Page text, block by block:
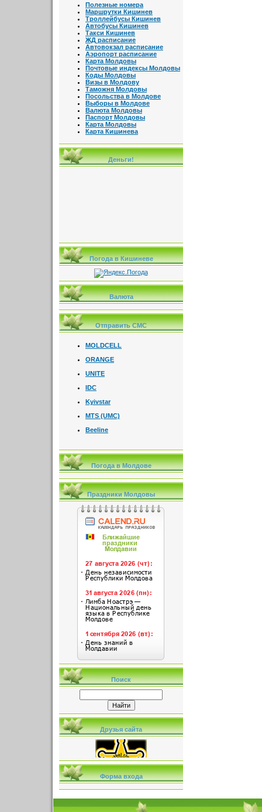
Полезные номера
Маршрутки Кишинев
Троллейбусы Кишинев
Автобусы Кишинев
Такси Кишинев
ЖД расписание
Автовокзал расписание
Аэропорт расписание
Карта Молдовы
Почтовые индексы Молдовы
Коды Молдовы
Визы в Молдову
Таможня Молдовы
Посольства в Молдове
Выборы в Молдове
Валюта Молдовы
Паспорт Молдовы
Карта Молдовы
Карта Кишинева
Деньги!
Погода в Кишиневе
Валюта
Отправить СМС
MOLDCELL
ORANGE
UNITE
IDC
Kyivstar
MTS (UMC)
Beeline
Погода в Молдове
Праздники Молдовы
Поиск
Друзья сайта
Форма входа